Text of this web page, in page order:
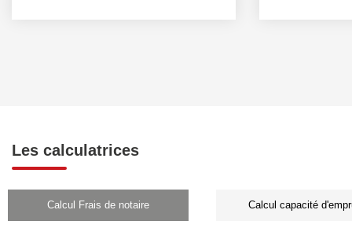
Les calculatrices
Calcul Frais de notaire Calcul capacité